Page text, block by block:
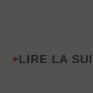
LIRE LA